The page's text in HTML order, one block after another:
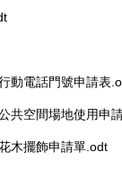
動電話門號申請表
共空間場地使用申
木擺飾申請單.odt